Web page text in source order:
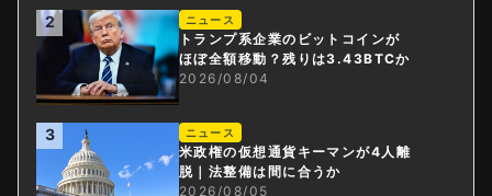
2 ニュース
トランプ系企業のビットコインが
ほぼ全額移動？残りは3.43BTCか
2026/08/04
3 ニュース
米政権の仮想通貨キーマンが4人離
脱｜法整備は間に合うか
2026/08/05